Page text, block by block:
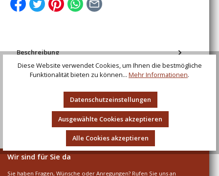
Beschreibung
Mittelalter Schwertgürtel aus braunem Leder
Wir sind für Sie da
Sie haben Fragen, Wünsche oder Anregungen? Rufen Sie uns an
Diese Website verwendet Cookies, um Ihnen die bestmögliche
Funktionalität bieten zu können... Mehr Informationen.
Datenschutzeinstellungen
Ausgewählte Cookies akzeptieren
Alle Cookies akzeptieren